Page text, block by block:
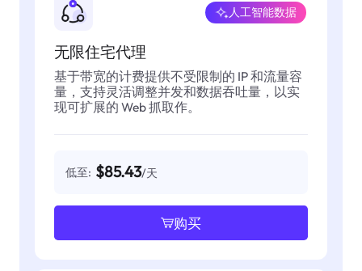
无限住宅代理
人工智能数据
基于带宽的计费提供不受限制的 IP 和流量容
量，支持灵活调整并发和数据吞吐量，以实
现可扩展的 Web 抓取作。
低至: $85.43/天
购买